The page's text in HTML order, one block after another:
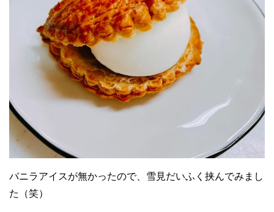
バニラアイスが無かったので、雪見だいふく挟んでみまし
た（笑）